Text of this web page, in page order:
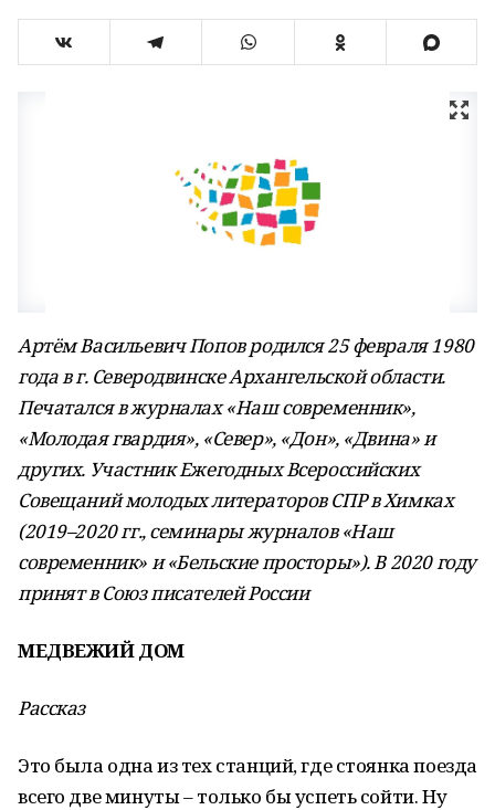
Артём Васильевич Попов родился 25 февраля 1980
года в г. Северодвинске Архангельской области.
Печатался в журналах «Наш современник»,
«Молодая гвардия», «Север», «Дон», «Двина» и
других. Участник Ежегодных Всероссийских
Совещаний молодых литераторов СПР в Химках
(2019–2020 гг., семинары журналов «Наш
современник» и «Бельские просторы»). В 2020 году
принят в Союз писателей России
МЕДВЕЖИЙ ДОМ
Рассказ
Это была одна из тех станций, где стоянка поезда
всего две минуты – только бы успеть сойти. Ну